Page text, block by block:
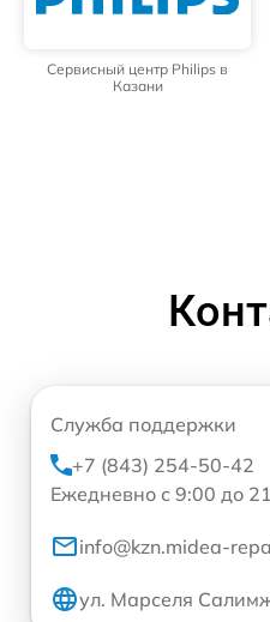
Сервисный центр Philips в
Казани
Служба поддержки
+7 (843) 254-50-42
Ежедневно с 9:00 до
info@kzn.midea-
ул. Марселя